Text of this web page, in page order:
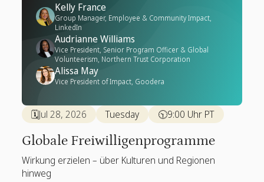
Kelly France
Group Manager, Employee & Community Impact,
LinkedIn
Audrianne Williams
Vice President, Senior Program Officer & Global
Volunteerism, Northern Trust Corporation
Alissa May
Vice President of Impact, Goodera
🗓️Jul 28, 2026 Tuesday 🕥9:00 Uhr PT
Globale Freiwilligenprogramme
Wirkung erzielen – über Kulturen und Regionen
hinweg